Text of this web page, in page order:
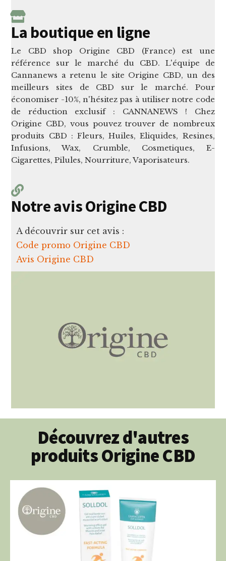
La boutique en ligne
Le CBD shop Origine CBD (France) est une
référence sur le marché du CBD. L'équipe de
Cannanews a retenu le site Origine CBD, un des
meilleurs sites de CBD sur le marché. Pour
économiser -10%, n'hésitez pas à utiliser notre code
de réduction exclusif : CANNANEWS ! Chez
Origine CBD, vous pouvez trouver de nombreux
produits CBD : Fleurs, Huiles, Eliquides, Resines,
Infusions, Wax, Crumble, Cosmetiques, E-
Cigarettes, Pilules, Nourriture, Vaporisateurs.
Notre avis Origine CBD
A découvrir sur cet avis :
Code promo Origine CBD
Avis Origine CBD
Découvrez d'autres
produits Origine CBD